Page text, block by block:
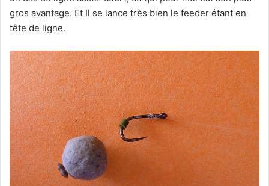
gros avantage. Et Il se lance très bien le feeder étant en
tête de ligne.